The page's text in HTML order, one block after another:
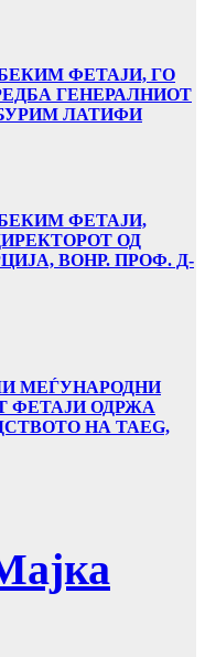
ФЕТАЈИ, ГО
ГЕНЕРАЛНИОТ
ЛАТИФИ
ФЕТАЈИ,
ОД
ВОНР. ПРОФ. Д-
МЕЃУНАРОДНИ
ФЕТАЈИ ОДРЖА
НА TAEG,